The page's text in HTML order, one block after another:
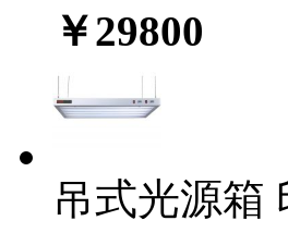
￥29800
吊式光源箱